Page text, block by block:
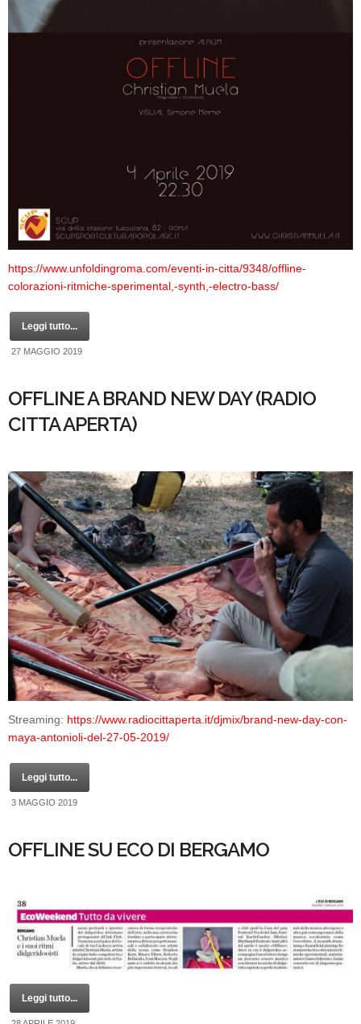
https://www.unfoldingroma.com/eventi-in-citta/9348/offline-
colorazioni-ritmiche-sperimental,-synth,-electro-bass/
Leggi tutto...
27 MAGGIO 2019
OFFLINE A BRAND NEW DAY (RADIO
CITTA APERTA)
Streaming: https://www.radiocittaperta.it/djmix/brand-new-day-con-
maya-antonioli-del-27-05-2019/
Leggi tutto...
3 MAGGIO 2019
OFFLINE SU ECO DI BERGAMO
Leggi tutto...